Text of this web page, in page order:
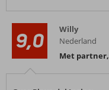
9,0
Willy
Nederland
Met partner,